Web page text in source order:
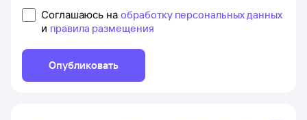
Соглашаюсь на обработку персональных данных
и правила размещения
Опубликовать